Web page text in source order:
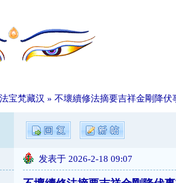
宝梵藏汉 » 不壞續修法摘要吉祥金剛降
发表于 2026-2-18 09:07